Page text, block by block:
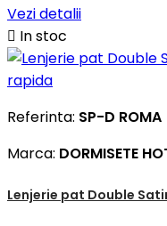
Vezi detalii
 In stoc
rapida
Referinta: SP-D ROMA
Marca: DORMISETE
Lenjerie pat Double